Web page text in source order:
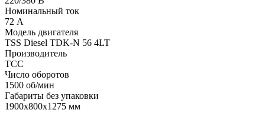
Номинальный ток
72 А
Модель двигателя
TSS Diesel TDK-N 56 4LT
Производитель
ТСС
Число оборотов
1500 об/мин
Габариты без упаковки
1900x800x1275 мм